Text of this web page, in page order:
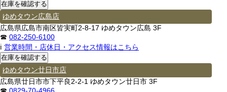
ゆめタウン広島店
広島県広島市南区皆実町2-8-17 ゆめタウン広島 3F
☎ 082-250-6100
ℹ 営業時間・店休日・アクセス情報はこちら
ゆめタウン廿日市店
広島県廿日市市下平良2-2-1 ゆめタウン廿日市 3F